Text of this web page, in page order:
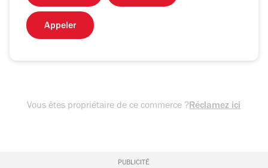
Appeler
Vous êtes propriétaire de ce commerce ?Réclamez ici
PUBLICITÉ